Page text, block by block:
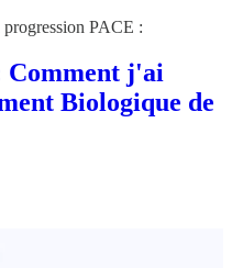
progression PACE :
Comment j'ai
Biologique de